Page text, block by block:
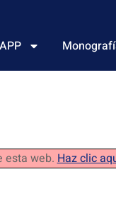
esta web.Haz clic